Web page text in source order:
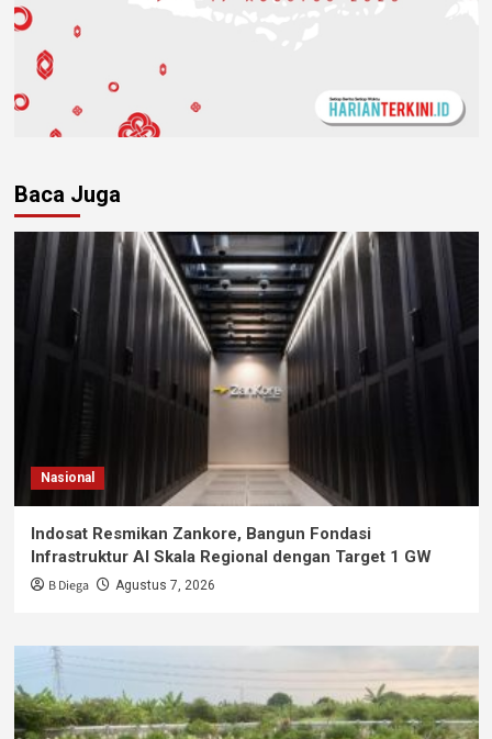
Baca Juga
Nasional
Indosat Resmikan Zankore, Bangun Fondasi
Infrastruktur AI Skala Regional dengan Target 1 GW
B Diega Agustus 7, 2026